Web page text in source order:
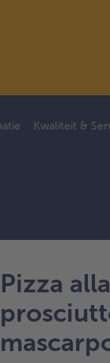
Kwaliteit &
Pizza